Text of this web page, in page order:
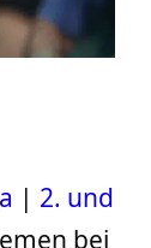
| 2. und
bei